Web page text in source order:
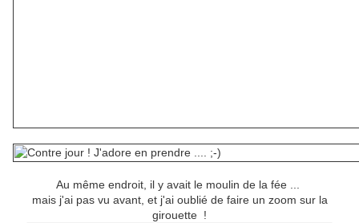
Au même endroit, il y avait le moulin de la fée ...
mais j'ai pas vu avant, et j'ai oublié de faire un zoom sur la
girouette !